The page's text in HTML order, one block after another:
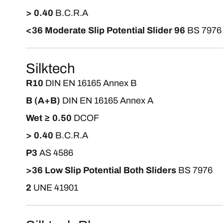
> 0.40 B.C.R.A
<36 Moderate Slip Potential Slider 96 BS 7976
Silktech
R10 DIN EN 16165 Annex B
B (A+B) DIN EN 16165 Annex A
Wet ≥ 0.50 DCOF
> 0.40 B.C.R.A
P3 AS 4586
>36 Low Slip Potential Both Sliders BS 7976
2 UNE 41901